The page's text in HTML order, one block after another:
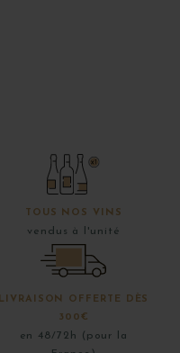
TOUS NOS VINS
vendus à l'unité
LIVRAISON OFFERTE DÈS
300€
en 48/72h (pour la